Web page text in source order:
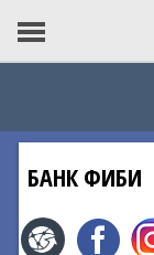
БАНК ФИБИ